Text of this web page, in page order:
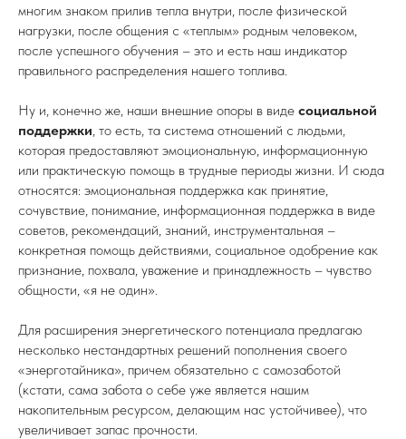
многим знаком прилив тепла внутри, после физической
нагрузки, после общения с «теплым» родным человеком,
после успешного обучения – это и есть наш индикатор
правильного распределения нашего топлива.
Ну и, конечно же, наши внешние опоры в виде социальной
поддержки, то есть, та система отношений с людьми,
которая предоставляют эмоциональную, информационную
или практическую помощь в трудные периоды жизни. И сюда
относятся: эмоциональная поддержка как принятие,
сочувствие, понимание, информационная поддержка в виде
советов, рекомендаций, знаний, инструментальная –
конкретная помощь действиями, социальное одобрение как
признание, похвала, уважение и принадлежность – чувство
общности, «я не один».
Для расширения энергетического потенциала предлагаю
несколько нестандартных решений пополнения своего
«энерготайника», причем обязательно с самозаботой
(кстати, сама забота о себе уже является нашим
накопительным ресурсом, делающим нас устойчивее), что
увеличивает запас прочности.